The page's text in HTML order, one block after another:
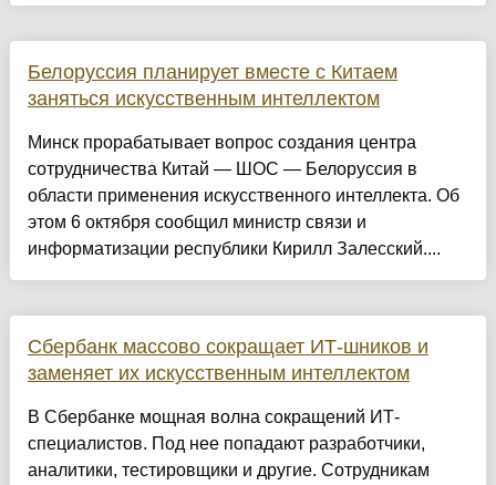
Белоруссия планирует вместе с Китаем
заняться искусственным интеллектом
Минск прорабатывает вопрос создания центра
сотрудничества Китай — ШОС — Белоруссия в
области применения искусственного интеллекта. Об
этом 6 октября сообщил министр связи и
информатизации республики Кирилл Залесский....
Сбербанк массово сокращает ИТ-шников и
заменяет их искусственным интеллектом
В Сбербанке мощная волна сокращений ИТ-
специалистов. Под нее попадают разработчики,
аналитики, тестировщики и другие. Сотрудникам